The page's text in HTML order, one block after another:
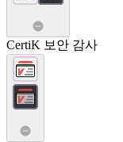
CertiK 보안 감사